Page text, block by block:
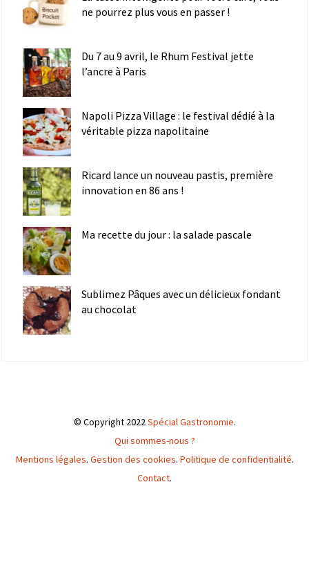
ne pourrez plus vous en passer !
Du 7 au 9 avril, le Rhum Festival jette
l’ancre à Paris
Napoli Pizza Village : le festival dédié à la
véritable pizza napolitaine
Ricard lance un nouveau pastis, première
innovation en 86 ans !
Ma recette du jour : la salade pascale
Sublimez Pâques avec un délicieux fondant
au chocolat
© Copyright 2022Spécial Gastronomie.
Qui sommes-nous ?
Mentions légales. Gestion des cookies. Politique de confidentialité.
Contact.